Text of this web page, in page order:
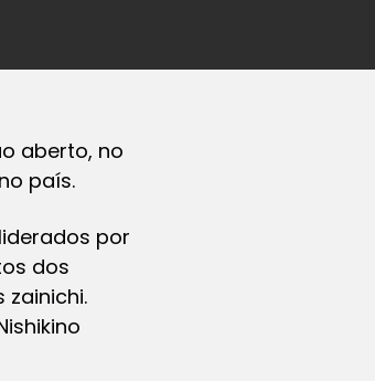
aberto, no
país.
por
dos